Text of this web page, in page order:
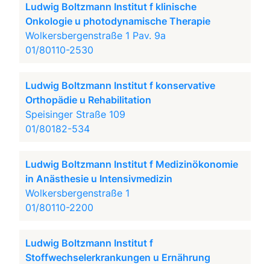
Ludwig Boltzmann Institut f klinische
Onkologie u photodynamische Therapie
Wolkersbergenstraße 1 Pav. 9a
01/80110-2530
Ludwig Boltzmann Institut f konservative
Orthopädie u Rehabilitation
Speisinger Straße 109
01/80182-534
Ludwig Boltzmann Institut f Medizinökonomie
in Anästhesie u Intensivmedizin
Wolkersbergenstraße 1
01/80110-2200
Ludwig Boltzmann Institut f
Stoffwechselerkrankungen u Ernährung